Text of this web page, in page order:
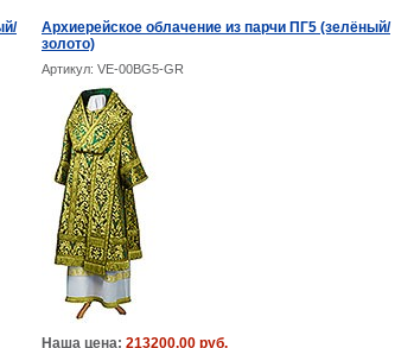
Архиерейское облачение из парчи ПГ5 (зелёный/
золото)
Артикул: VE-00BG5-GR
Наша цена: 213200.00 руб.